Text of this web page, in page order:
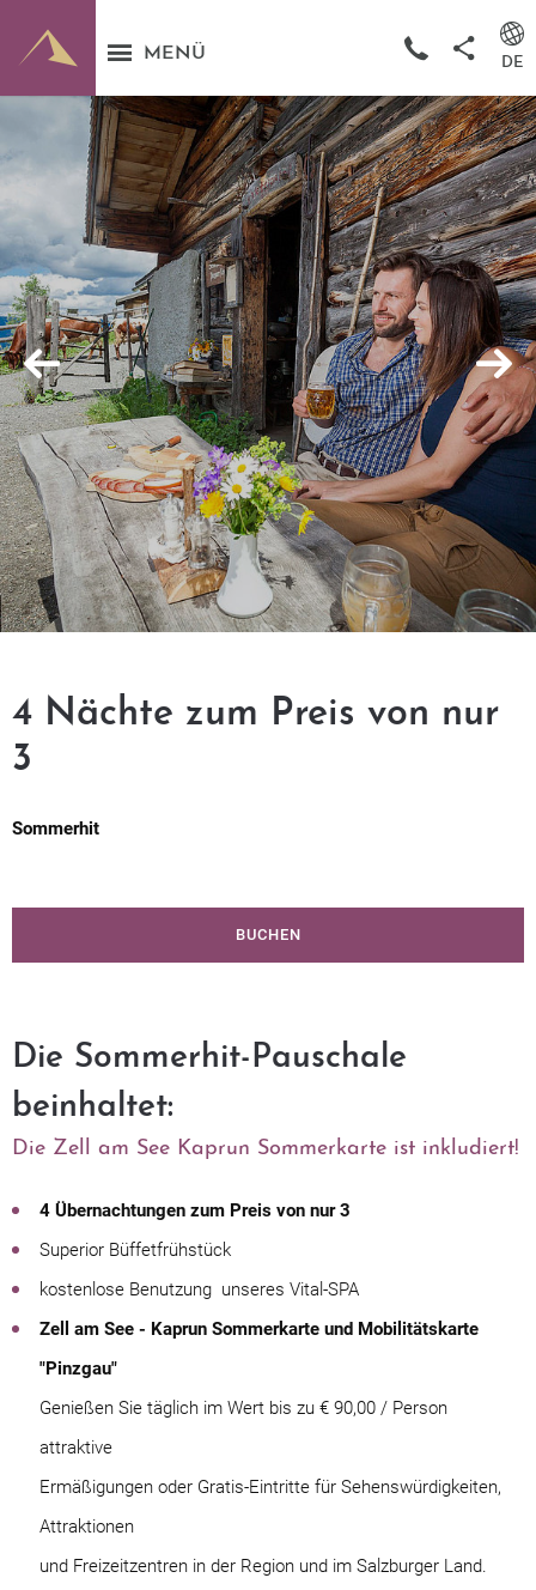
MENÜ DE
4 Nächte zum Preis von nur
3
Sommerhit
BUCHEN
Die Sommerhit-Pauschale
beinhaltet:
Die Zell am See Kaprun Sommerkarte ist inkludiert!
4 Übernachtungen zum Preis von nur 3
Superior Büffetfrühstück
kostenlose Benutzung unseres Vital-SPA
Zell am See - Kaprun Sommerkarte und Mobilitätskarte
"Pinzgau"
Genießen Sie täglich im Wert bis zu € 90,00 / Person
attraktive
Ermäßigungen oder Gratis-Eintritte für Sehenswürdigkeiten,
Attraktionen
und Freizeitzentren in der Region und im Salzburger Land.